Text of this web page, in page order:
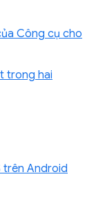
Công cụ cho
trong hai
trên Android